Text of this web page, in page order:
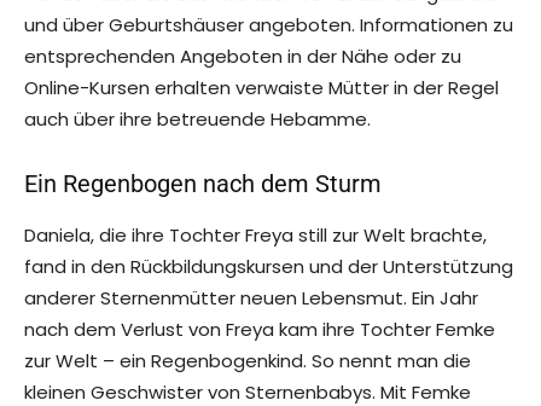
und über Geburtshäuser angeboten. Informationen zu
entsprechenden Angeboten in der Nähe oder zu
Online-Kursen erhalten verwaiste Mütter in der Regel
auch über ihre betreuende Hebamme.
Ein Regenbogen nach dem Sturm
Daniela, die ihre Tochter Freya still zur Welt brachte,
fand in den Rückbildungskursen und der Unterstützung
anderer Sternenmütter neuen Lebensmut. Ein Jahr
nach dem Verlust von Freya kam ihre Tochter Femke
zur Welt – ein Regenbogenkind. So nennt man die
kleinen Geschwister von Sternenbabys. Mit Femke